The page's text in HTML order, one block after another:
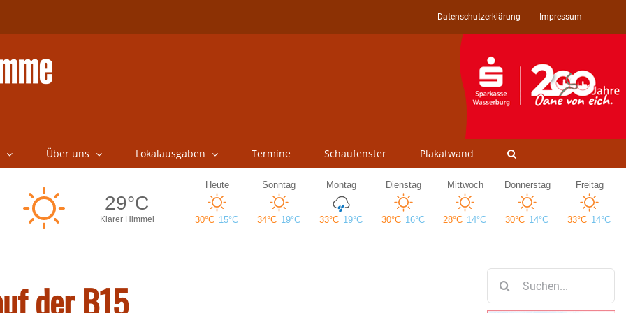
Datenschutzerklärung Impressum
Über uns Lokalausgaben Termine Schaufenster Plakatwand
der B15
nach: